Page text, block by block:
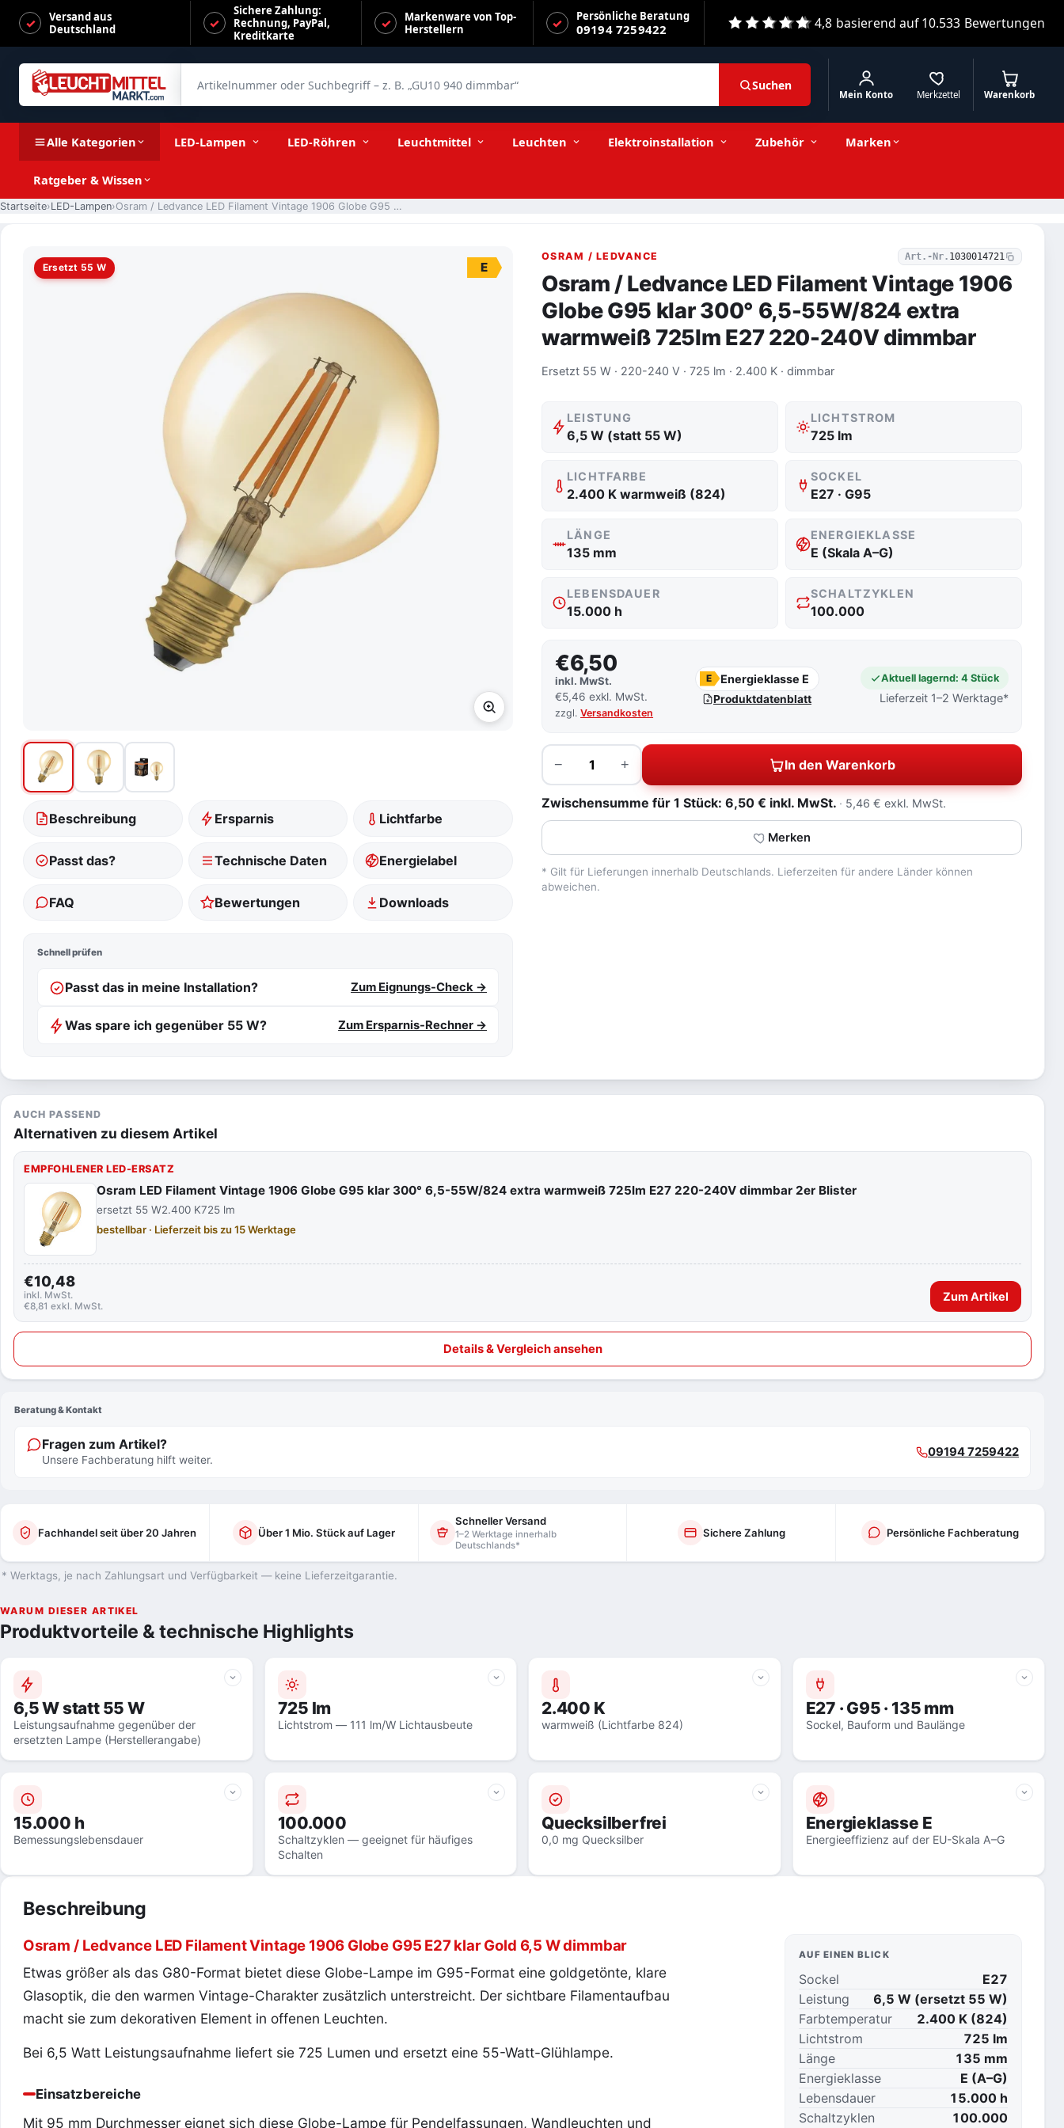
Versand aus
Deutschland
Sichere Zahlung:
Rechnung, PayPal,
Kreditkarte
Markenware von Top-
Herstellern
Persönliche Beratung
09194 7259422 4,8 basierend auf10.533 Bewertungen
Suchen
Merkzettel
Mein Konto Warenkorb
Alle Kategorien LED-Lampen LED-Röhren Leuchtmittel Leuchten Elektroinstallation Zubehör Marken
Ratgeber & Wissen
Startseite LED-Lampen Osram / Ledvance LED Filament Vintage 1906 Globe G95 klar 300° 6,5-55W/824 extra warmweiß 725lm E27 220-240V dimmbar
OSRAM / LEDVANCE Art.-Nr. 1030014721
Osram / Ledvance LED Filament Vintage 1906
Globe G95 klar 300° 6,5-55W/824 extra
warmweiß 725lm E27 220-240V dimmbar
Ersetzt 55 W · 220-240 V · 725 lm · 2.400 K · dimmbar
Ersetzt 55 W E
Beschreibung Ersparnis Lichtfarbe
Passt das? Technische Daten Energielabel
FAQ Bewertungen Downloads
Schnell prüfen
Passt das in meine Installation? Zum Eignungs-Check →
Was spare ich gegenüber 55 W? Zum Ersparnis-Rechner →
LEISTUNG
6,5 W (statt 55 W)
LICHTSTROM
725 lm
LICHTFARBE
2.400 K warmweiß (824)
SOCKEL
E27 · G95
LÄNGE
135 mm
ENERGIEKLASSE
E (Skala A–G)
LEBENSDAUER
15.000 h
SCHALTZYKLEN
100.000
€6,50
inkl. MwSt.
€5,46 exkl. MwSt.
zzgl.Versandkosten
E Energieklasse E
Produktdatenblatt
Aktuell lagernd: 4 Stück
Lieferzeit 1–2 Werktage*
−
Menge
+ In den Warenkorb
Zwischensumme für 1 Stück: 6,50 € inkl. MwSt. 5,46 € exkl. MwSt.
Merken
* Gilt für Lieferungen innerhalb Deutschlands. Lieferzeiten für andere Länder können
abweichen.
AUCH PASSEND
Alternativen zu diesem Artikel
EMPFOHLENER LED-ERSATZ
Osram LED Filament Vintage 1906 Globe G95 klar 300° 6,5-55W/824 extra warmweiß 725lm E27 220-240V dimmbar 2er Blister
ersetzt 55 W2.400 K725 lm
bestellbar · Lieferzeit bis zu 15 Werktage
€10,48
inkl. MwSt.
€8,81 exkl. MwSt.
Zum Artikel
Details & Vergleich ansehen
Beratung & Kontakt
Fragen zum Artikel?
Unsere Fachberatung hilft weiter.
09194 7259422
Fachhandel seit über 20 Jahren Über 1 Mio. Stück auf Lager
Schneller Versand
1–2 Werktage innerhalb
Deutschlands*
Sichere Zahlung Persönliche Fachberatung
* Werktags, je nach Zahlungsart und Verfügbarkeit — keine Lieferzeitgarantie.
Osram / Ledvance LED Filament Vintage 1906 Globe G95 klar 300° 6,5-55W/824 extra warmweiß 725lm E27 220-240V dimmbar −
Stückzahl + In den Warenkorb
WARUM DIESER ARTIKEL
Produktvorteile & technische Highlights
6,5 W statt 55 W
Leistungsaufnahme gegenüber der
ersetzten Lampe (Herstellerangabe)
725 lm
Lichtstrom — 111 lm/W Lichtausbeute
2.400 K
warmweiß (Lichtfarbe 824)
E27 · G95 · 135 mm
Sockel, Bauform und Baulänge
15.000 h
Bemessungslebensdauer
100.000
Schaltzyklen — geeignet für häufiges
Schalten
Quecksilberfrei
0,0 mg Quecksilber
Energieklasse E
Energieeffizienz auf der EU-Skala A–G
Beschreibung
Osram / Ledvance LED Filament Vintage 1906 Globe G95 E27 klar Gold 6,5 W dimmbar
Etwas größer als das G80-Format bietet diese Globe-Lampe im G95-Format eine goldgetönte, klare
Glasoptik, die den warmen Vintage-Charakter zusätzlich unterstreicht. Der sichtbare Filamentaufbau
macht sie zum dekorativen Element in offenen Leuchten.
Bei 6,5 Watt Leistungsaufnahme liefert sie 725 Lumen und ersetzt eine 55-Watt-Glühlampe.
Einsatzbereiche
Mit 95 mm Durchmesser eignet sich diese Globe-Lampe für Pendelfassungen, Wandleuchten und
AUF EINEN BLICK
Sockel
E27
Leistung
6,5 W (ersetzt 55 W)
Farbtemperatur
2.400 K (824)
Lichtstrom
725 lm
Länge
135 mm
Energieklasse
E (A–G)
Lebensdauer
15.000 h
Schaltzyklen
100.000